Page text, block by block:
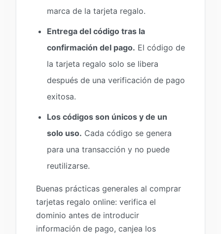
marca de la tarjeta regalo.
Entrega del código tras la
confirmación del pago. El código de
la tarjeta regalo solo se libera
después de una verificación de pago
exitosa.
Los códigos son únicos y de un
solo uso. Cada código se genera
para una transacción y no puede
reutilizarse.
Buenas prácticas generales al comprar
tarjetas regalo online: verifica el
dominio antes de introducir
información de pago, canjea los